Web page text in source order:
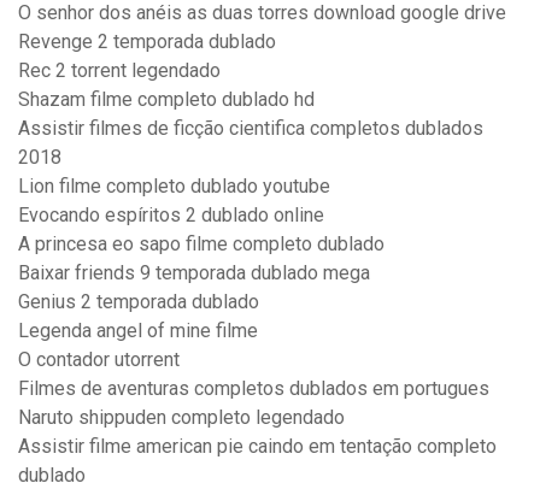
O senhor dos anéis as duas torres download google drive
Revenge 2 temporada dublado
Rec 2 torrent legendado
Shazam filme completo dublado hd
Assistir filmes de ficção cientifica completos dublados
2018
Lion filme completo dublado youtube
Evocando espíritos 2 dublado online
A princesa eo sapo filme completo dublado
Baixar friends 9 temporada dublado mega
Genius 2 temporada dublado
Legenda angel of mine filme
O contador utorrent
Filmes de aventuras completos dublados em portugues
Naruto shippuden completo legendado
Assistir filme american pie caindo em tentação completo
dublado